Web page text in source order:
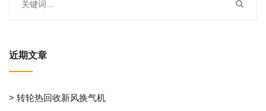
近期文章
> 转轮热回收新风换气机